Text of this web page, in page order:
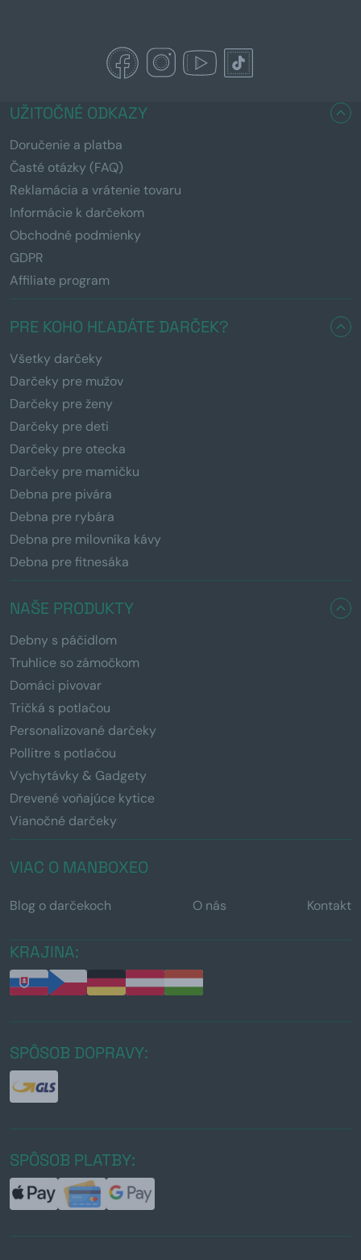
UŽITOČNÉ ODKAZY
Doručenie a platba
Časté otázky (FAQ)
Reklamácia a vrátenie tovaru
Informácie k darčekom
Obchodné podmienky
GDPR
Affiliate program
PRE KOHO HĽADÁTE DARČEK?
Všetky darčeky
Darčeky pre mužov
Darčeky pre ženy
Darčeky pre deti
Darčeky pre otecka
Darčeky pre mamičku
Debna pre pivára
Debna pre rybára
Debna pre milovníka kávy
Debna pre fitnesáka
NAŠE PRODUKTY
Debny s páčidlom
Truhlice so zámočkom
Domáci pivovar
Tričká s potlačou
Personalizované darčeky
Pollitre s potlačou
Vychytávky & Gadgety
Drevené voňajúce kytice
Vianočné darčeky
VIAC O MANBOXEO
Blog o darčekoch O nás Kontakt
KRAJINA:
SPÔSOB DOPRAVY:
SPÔSOB PLATBY: